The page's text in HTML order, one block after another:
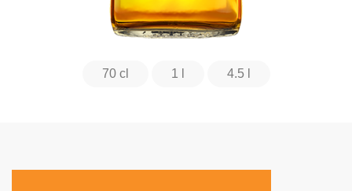
70 cl 1 l 4.5 l